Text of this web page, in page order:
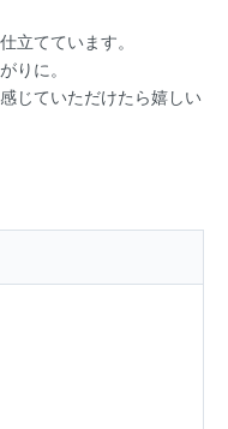
立てています。
りに。
じていただけたら嬉しい